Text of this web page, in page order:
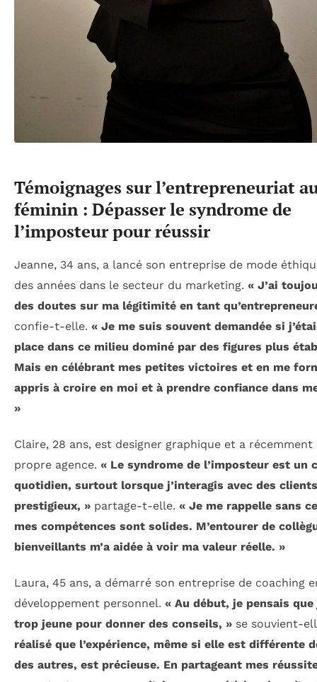
Témoignages sur l’entrepreneuriat
féminin : Dépasser le syndrome de
l’imposteur pour réussir
Jeanne, 34 ans, a lancé son entreprise de mode
des années dans le secteur du marketing. « J’ai
des doutes sur ma légitimité en tant
confie-t-elle. « Je me suis souvent demandée si
place dans ce milieu dominé par des figures plus
Mais en célébrant mes petites victoires et en me
appris à croire en moi et à prendre confiance dans
»
Claire, 28 ans, est designer graphique et a récemment
propre agence. « Le syndrome de l’imposteur est un
quotidien, surtout lorsque j’interagis avec des clients
prestigieux, » partage-t-elle. « Je me rappelle sans
mes compétences sont solides. M’entourer de
bienveillants m’a aidée à voir ma valeur réelle. »
Laura, 45 ans, a démarré son entreprise de coaching
développement personnel. « Au début, je pensais que
trop jeune pour donner des conseils, » se souvient-
réalisé que l’expérience, même si elle est différente
des autres, est précieuse. En partageant mes